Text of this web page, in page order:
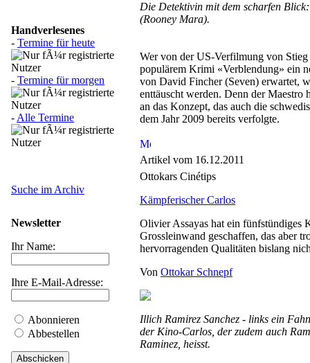
Handverlesenes
- Termine für heute
- Termine für morgen
- Alle Termine
Suche im Archiv
Newsletter
Ihr Name:
Ihre E-Mail-Adresse:
Abonnieren
Abbestellen
Die Detektivin mit dem scharfen
(Rooney Mara).
Wer von der US-Verfilmung von Stieg
populärem Krimi «Verblendung» ein
von David Fincher (Seven) erwartet,
enttäuscht werden. Denn der Maestro
an das Konzept, das auch die
dem Jahr 2009 bereits verfolgte.
Artikel vom 16.12.2011
Ottokars Cinétips
Kämpferischer Carlos
Olivier Assayas hat ein fünfstündiges
Grossleinwand geschaffen, das aber
hervorragenden Qualitäten bislang
Von Ottokar Schnepf
Illich Ramirez Sanchez - links ein
der Kino-Carlos, der zudem auch
Raminez, heisst.